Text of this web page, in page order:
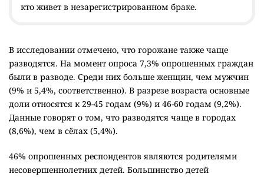
кто живет в незарегистрированном браке.
В исследовании отмечено, что горожане также чаще
разводятся. На момент опроса 7,3% опрошенных граждан
были в разводе. Среди них больше женщин, чем мужчин
(9% и 5,4%, соответственно). В разрезе возраста основные
доли относятся к 29-45 годам (9%) и 46-60 годам (9,2%).
Данные говорят о том, что разводятся чаще в городах
(8,6%), чем в сёлах (5,4%).
46% опрошенных респондентов являются родителями
несовершеннолетних детей. Большинство детей